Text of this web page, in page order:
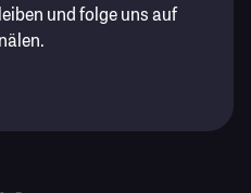
und folge uns auf